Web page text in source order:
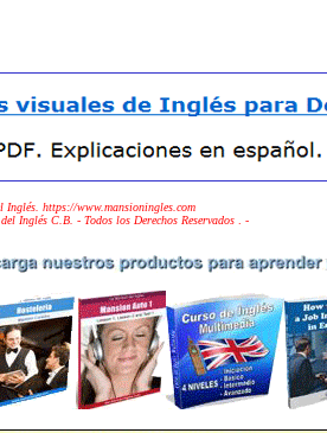
Inglés. https://www.mansioningles.com
Inglés C.B. - Todos los Derechos Reservados
. -